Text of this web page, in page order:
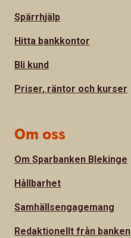
Spärrhjälp
Hitta bankkontor
Bli kund
Priser, räntor och kurser
Om oss
Om Sparbanken Blekinge
Hållbarhet
Samhällsengagemang
Redaktionellt från banken